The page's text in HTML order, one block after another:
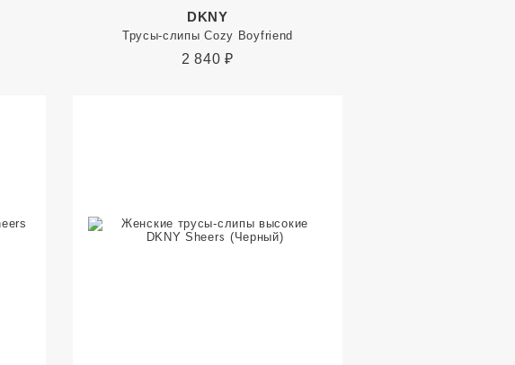
DKNY
Трусы-слипы Cozy Boyfriend
2 840 ₽